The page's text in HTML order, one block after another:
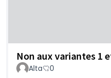
Non aux variantes 1
Alta 0